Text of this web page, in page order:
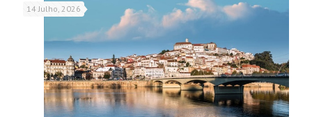
14 Julho, 2026